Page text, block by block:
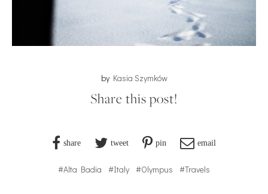
by Kasia Szymków
Share this post!
share tweet pin email
#Alta Badia #Italy #Olympus #Travels